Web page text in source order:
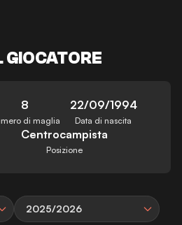
GIOCATORE
8
di maglia
22/09/1994
Data di nascita
Centrocampista
Posizione
2025/2026